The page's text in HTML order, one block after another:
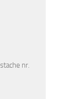
nr.